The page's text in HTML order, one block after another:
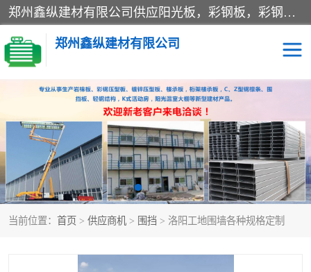
郑州鑫纵建材有限公司供应阳光板，彩钢板，彩钢钢构工程是一家集生产销售租赁安装于一体的企业，主要生产PC采光板，耐力板，仿古琉璃采光板，岩棉板、彩钢压型板、镀锌压型板、桁架楼承板，C、Z型钢檩条、围挡板、轻钢结构，阳光温室大棚等新型建材产品。公司旗下有多台移动式高空压瓦机租赁，承接全国各地业务，专业对外租赁各种型号压瓦机。
郑州鑫纵建材有限公司
当前位置： 首页 > 供应商机 > 围挡 > 洛阳工地围墙各种规格定制
高空瓦机租赁 ASA合成树脂仿古瓦
CZ型钢 FRP采光板
PC多层板 PC耐力板
建筑围挡 楼层板
压型彩钢板